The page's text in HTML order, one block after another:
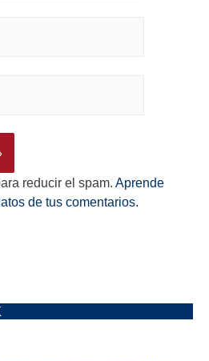
reducir el spam. Aprende
de tus comentarios.